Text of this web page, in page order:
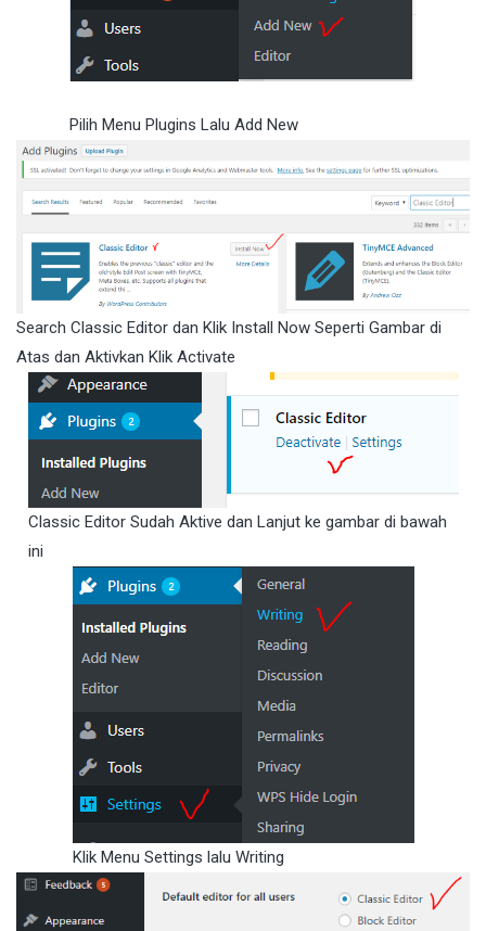
Pilih Menu Plugins Lalu Add New
Search Classic Editor dan Klik Install Now Seperti Gambar di
Atas dan Aktivkan Klik Activate
Classic Editor Sudah Aktive dan Lanjut ke gambar di bawah
ini
Klik Menu Settings lalu Writing